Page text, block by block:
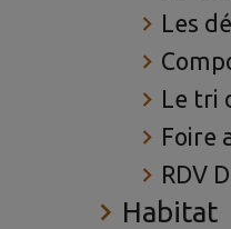
Les
Le tri
Foire
RDV
Habitat